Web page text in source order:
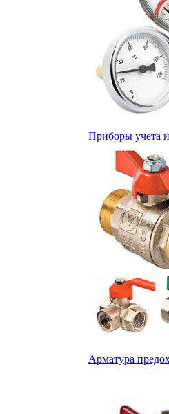
Приборы учета
Арматура